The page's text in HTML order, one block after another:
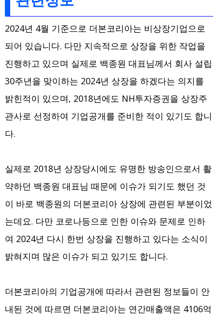
2024년 4월 기준으로 더본코리아는 비상장기업으로
되어 있습니다. 다만 지속적으로 상장을 위한 작업을
진행하고 있으며 실제로 백종원 대표님께서 회사 설립
30주년을 맞이하는 2024년 상장을 하겠다는 의지를
밝힌적이 있으며, 2018년에도 NH투자증권을 상장주
관사로 선정하여 기업공개를 준비한 적이 있기도 합니
다.
실제로 2018년 상장당시에도 유명한 방송인으로서 활
약하던 백종원 대표님 때문에 이슈가 되기도 했던 것
이 바로 백종원의 더본코리아 상장에 관련된 부분이었
는데요. 다만 코로나등으로 인한 이슈와 문제로 인하
여 2024년 다시 한번 상장을 진행하고 있다는 소식이
밝혀지며 많은 이슈가 되고 있기도 합니다.
더본코리아의 기업공개에 따라서 관련된 정보들이 안
내된 것에 따르면 더본코리아는 연간매출액은 4106억